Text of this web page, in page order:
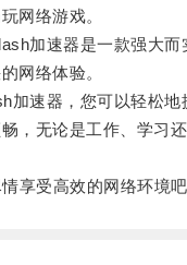
网络游戏。
加速器是一款强大而
网络体验。
速器，您可以轻松地
，无论是工作、学习
受高效的网络环境吧